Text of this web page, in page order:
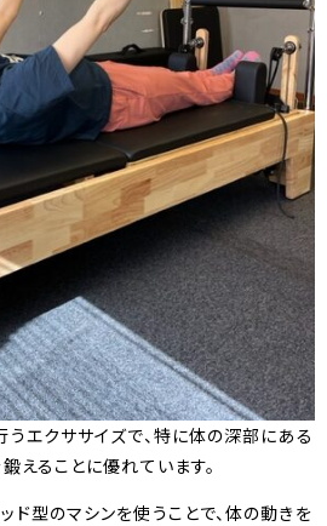
うエクササイズで、特に体の深部にある
えることに優れています。
ド型のマシンを使うことで、体の動きを